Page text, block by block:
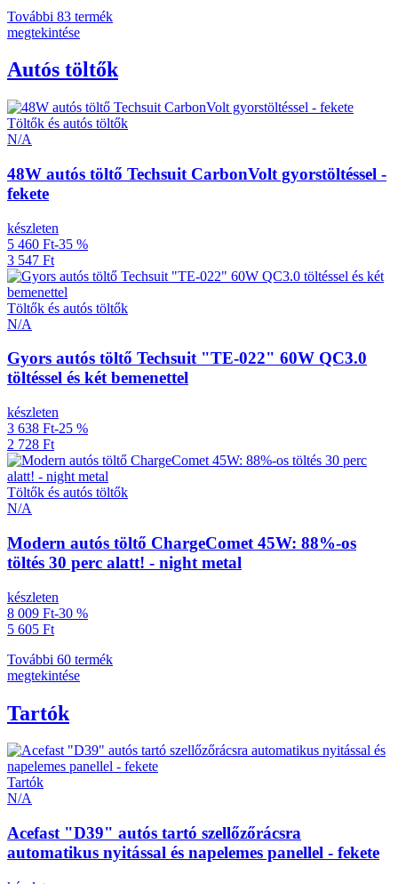
További 83 termék
megtekintése
Autós töltők
Töltők és autós töltők
N/A
48W autós töltő Techsuit CarbonVolt gyorstöltéssel -
fekete
készleten
5 460 Ft-35 %
3 547 Ft
Töltők és autós töltők
N/A
Gyors autós töltő Techsuit "TE-022" 60W QC3.0
töltéssel és két bemenettel
készleten
3 638 Ft-25 %
2 728 Ft
Töltők és autós töltők
N/A
Modern autós töltő ChargeComet 45W: 88%-os
töltés 30 perc alatt! - night metal
készleten
8 009 Ft-30 %
5 605 Ft
További 60 termék
megtekintése
Tartók
Tartók
N/A
Acefast "D39" autós tartó szellőzőrácsra
automatikus nyitással és napelemes panellel - fekete